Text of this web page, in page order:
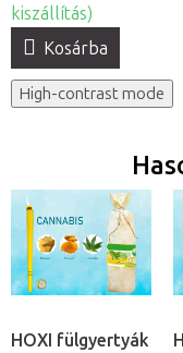
kiszállítás)
Kosárba
High-contrast mode
HOXI fülgyertyák